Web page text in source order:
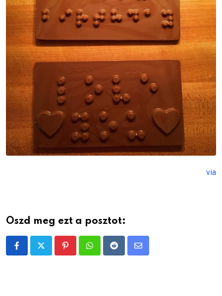
via
Oszd meg ezt a posztot:
PinterestWhatsappRedditShare